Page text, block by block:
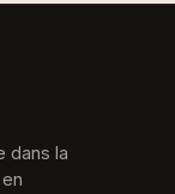
dans la